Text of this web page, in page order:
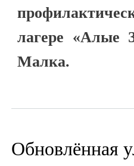
лагере «Алые
Малка.
Обновлённая